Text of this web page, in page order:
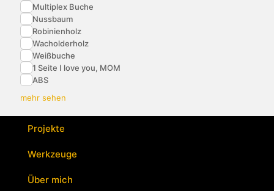
Multiplex Buche
Nussbaum
Robinienholz
Wacholderholz
Weißbuche
1 Seite I love you, MOM
ABS
mehr sehen
Projekte
Werkzeuge
Über mich